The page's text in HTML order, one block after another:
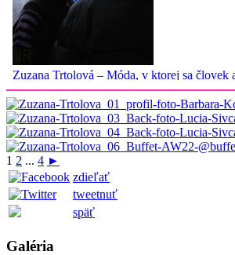
1 2 ... 4 ►
zdieľať
tweetnuť
späť
Galéria